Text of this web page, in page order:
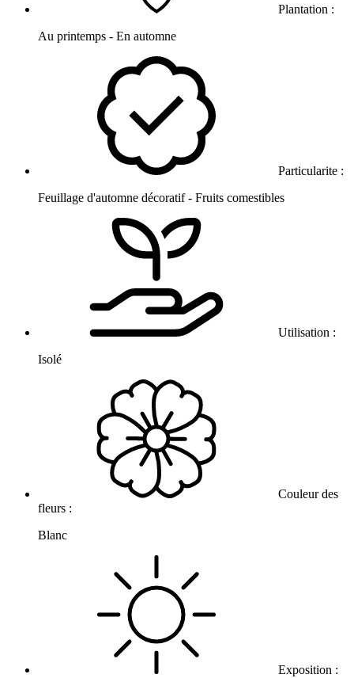
Plantation :
Au printemps - En automne
Particularite :
Feuillage d'automne décoratif - Fruits comestibles
Utilisation :
Isolé
Couleur des
fleurs :
Blanc
Exposition :